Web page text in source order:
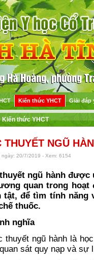
Kiến thức YHCT Giải đáp
Kiến thức YHCT
THUYẾT NGŨ
ngày: 20/7/2019 - Xem: 6154
ngũ hành được
quan trong hoạt
tật, để tìm tính năng
thuốc.
nghĩa
thuyết ngũ hành là
sát quy nạp và sự